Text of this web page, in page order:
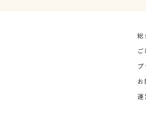
総
プ
お
運